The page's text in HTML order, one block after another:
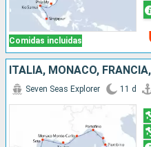
Comidas incluidas
ITALIA, MONACO,
Seven Seas Explorer 11 d